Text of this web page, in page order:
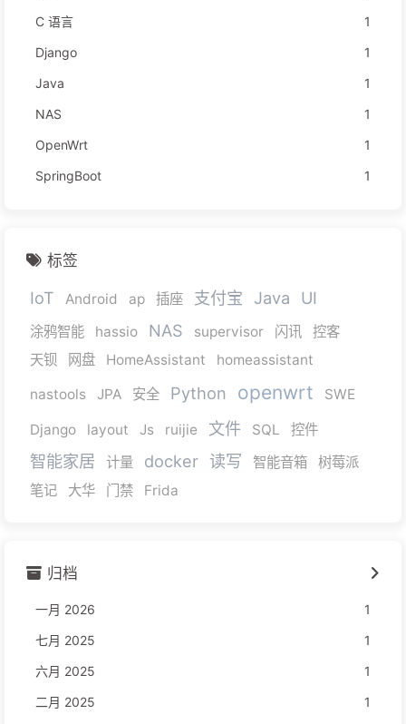
C 语言
1
Django
1
Java
1
NAS
1
OpenWrt
1
SpringBoot
1
标签
IoT Android ap 插座 支付宝 Java UI
涂鸦智能 hassio NAS supervisor 闪讯
控客
天钡
网盘 HomeAssistant
homeassistant
nastools
JPA 安全 Python openwrt SWE
Django layout Js ruijie 文件 SQL 控件
智能家居 计量 docker 读写 智能音箱
树莓派
笔记
大华 门禁 Frida
归档
一月 2026
1
七月 2025
1
六月 2025
1
二月 2025
1